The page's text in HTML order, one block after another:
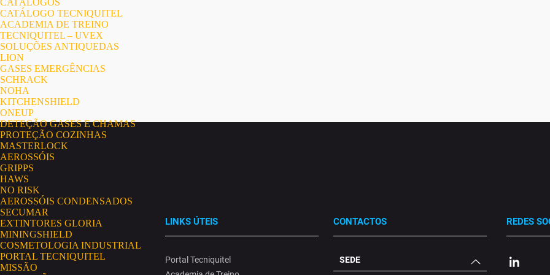
CATÁLOGOS
CATÁLOGO TECNIQUITEL
ACADEMIA DE TREINO
TECNIQUITEL – UVEX
SOLUÇÕES ANTIQUEDAS
LION
GASES EMERGÊNCIAS
SCHRACK
NOHA
KITCHENSHIELD
ONEUP
DETEÇÃO GASES E CHAMAS
PROTEÇÃO COZINHAS
MASTERLOCK
AEROSSÓIS
GRIPPS
HAWS
NO RISK
AEROSSÓIS CONDENSADOS
SECUMAR
EXTINTORES GLORIA
MININGSHIELD
COSMETOLOGIA INDUSTRIAL
PORTAL TECNIQUITEL
MISSÃO
LINKS ÚTEIS
Portal Tecniquitel
CONTACTOS
SEDE
REDES